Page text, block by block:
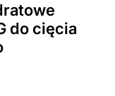
do cięcia